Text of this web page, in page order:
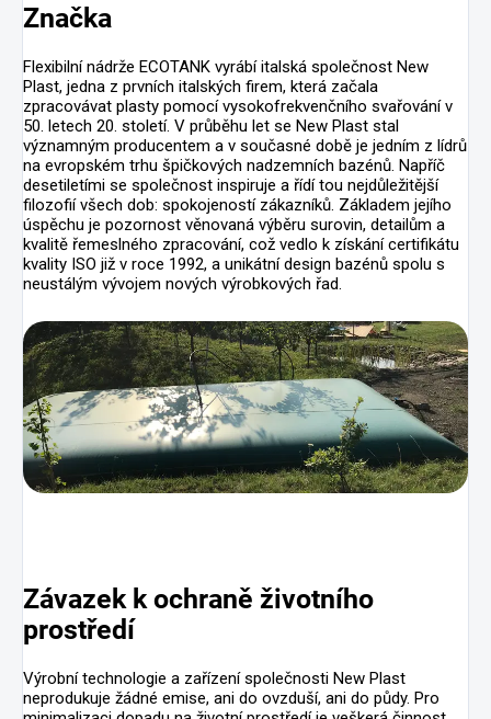
Značka
Flexibilní nádrže ECOTANK vyrábí italská společnost New
Plast, jedna z prvních italských firem, která začala
zpracovávat plasty pomocí vysokofrekvenčního svařování v
50. letech 20. století. V průběhu let se New Plast stal
významným producentem a v současné době je jedním z lídrů
na evropském trhu špičkových nadzemních bazénů. Napříč
desetiletími se společnost inspiruje a řídí tou nejdůležitější
filozofií všech dob: spokojeností zákazníků. Základem jejího
úspěchu je pozornost věnovaná výběru surovin, detailům a
kvalitě řemeslného zpracování, což vedlo k získání certifikátu
kvality ISO již v roce 1992, a unikátní design bazénů spolu s
neustálým vývojem nových výrobkových řad.
Závazek k ochraně životního
prostředí
Výrobní technologie a zařízení společnosti New Plast
neprodukuje žádné emise, ani do ovzduší, ani do půdy. Pro